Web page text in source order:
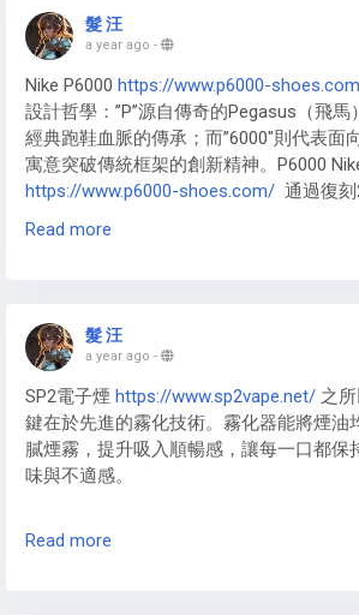
連接問題處理：SP2s煙桿的接觸不良排除
SP2s煙桿https://www.sp2s-device.com/
彈接觸不良。首先取出煙彈，用棉花棒輕
殘留物。檢查煙彈底部的金屬接點是否有
擦輕輕擦拭。重新安裝時確保垂直壓入，
到位。如果問題持續，嘗試更換其他煙彈
個煙彈的問題。定期清潔接口是預防接觸
議每周至少清潔一次。
髮 汪
a year ago -
​​Nike P6000​​ https://www.p6000-
設計哲學：”P”源自傳奇的Pegasus（飛
經典跑鞋血脈的傳承；而”6000″則代表面
寓意突破傳統框架的創新精神。​​P6000
https://www.p6000-shoes.com/
通過復
的流線輪廓與材質拼接，將懷舊美學與未
https://www.p6000-shoes.com/
的經典元素，​​Nike P-6000 Mens
shoes.com/
國際版注重全球化設計語言，​​Nike P6000
https://www.p6000-shoes.com/ 歐版注入
在”經典復刻”與”未來想像”的平衡中探索
Read more
髮 汪
a year ago -
SP2電子煙 https://www.sp2vape.net/ 之
鍵在於先進的霧化技術。霧化器能將煙油
膩煙霧，提升吸入順暢感，讓每一口都保
味與不適感。
創新霧化設計
用高效加熱系統與精準控溫設計，確保
Read more